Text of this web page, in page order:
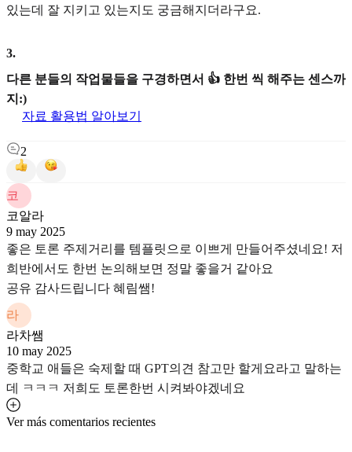
있는데 잘 지키고 있는지도 궁금해지더라구요.
3.
다른 분들의 작업물들을 구경하면서 👍 한번 씩 해주는 센스까
지:)
자료 활용법 알아보기
2
코
코알라
9 may 2025
좋은 토론 주제거리를 템플릿으로 이쁘게 만들어주셨네요! 저
희반에서도 한번 논의해보면 정말 좋을거 같아요
공유 감사드립니다 혜림쌤!
라
라차쌤
10 may 2025
중학교 애들은 숙제할 때 GPT의견 참고만 할게요라고 말하는
데 ㅋㅋㅋ 저희도 토론한번 시켜봐야겠네요
Ver más comentarios recientes